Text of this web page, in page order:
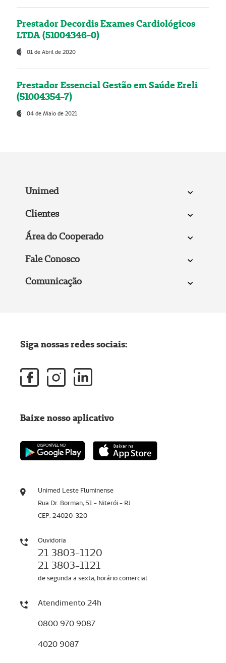
Prestador Decordis Exames Cardiológicos
LTDA (51004346-0)
01 de Abril de 2020
Prestador Essencial Gestão em Saúde Ereli
(51004354-7)
04 de Maio de 2021
Unimed
Clientes
Área do Cooperado
Fale Conosco
Comunicação
Unimed Leste Fluminense
Rua Dr. Borman, 51 - Niterói - RJ
CEP: 24020-320
Ouvidoria
21 3803-1120
21 3803-1121
de segunda a sexta, horário comercial
Atendimento 24h
0800 970 9087
4020 9087
Siga nossas redes sociais:
Baixe nosso aplicativo